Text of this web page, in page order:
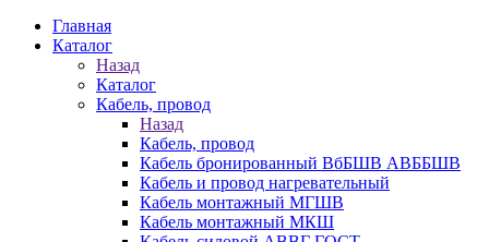
Главная
Каталог
Назад
Каталог
Кабель, провод
Назад
Кабель, провод
Кабель бронированный ВбБШВ АВББШВ
Кабель и провод нагревательный
Кабель монтажный МГШВ
Кабель монтажный МКШ